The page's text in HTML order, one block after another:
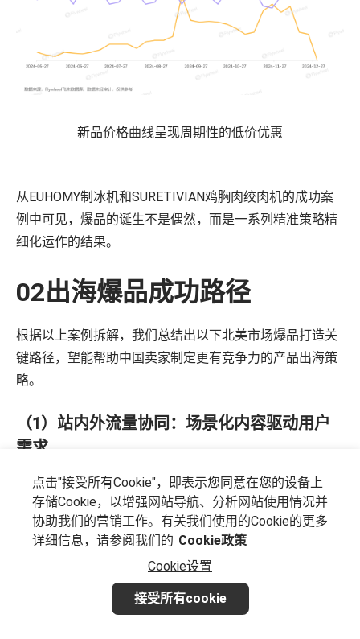
新品价格曲线呈现周期性的低价优惠
从EUHOMY制冰机和SURETIVIAN鸡胸肉绞肉机的成功案
例中可见，爆品的诞生不是偶然，而是一系列精准策略精
细化运作的结果。
02出海爆品成功路径
根据以上案例拆解，我们总结出以下北美市场爆品打造关
键路径，望能帮助中国卖家制定更有竞争力的产品出海策
略。
（1）站内外流量协同：场景化内容驱动用户
需求
成功的爆品离不开站内外流量的有效协同。
通过TikTok、Instagram等社交媒体平台构建“生活场景+产
品价值”的内容生态，利用真实使用场景（如家庭日常、户
外休闲、健康饮食）的视频或图文，植入“搜索关键词+使
用痛点”的组合（如“quiet kitchen gadget for busy
families”），引导用户跳转亚马逊，搜索并触发广告点
点击"接受所有Cookie"，即表示您同意在您的设备上
存储Cookie，以增强网站导航、分析网站使用情况并
协助我们的营销工作。有关我们使用的Cookie的更多
详细信息，请参阅我们的 Cookie政策
Cookie设置
接受所有cookie